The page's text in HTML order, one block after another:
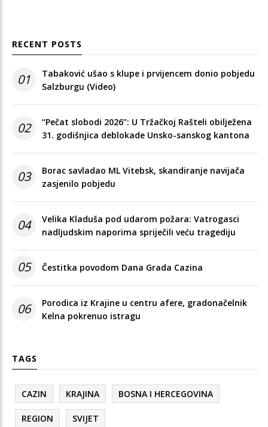
RECENT POSTS
01
Tabaković ušao s klupe i prvijencem donio pobjedu
Salzburgu (Video)
02
“Pečat slobodi 2026”: U Tržačkoj Rašteli obilježena
31. godišnjica deblokade Unsko-sanskog kantona
03
Borac savladao ML Vitebsk, skandiranje navijača
zasjenilo pobjedu
04
Velika Kladuša pod udarom požara: Vatrogasci
nadljudskim naporima spriječili veću tragediju
05 Čestitka povodom Dana Grada Cazina
06
Porodica iz Krajine u centru afere, gradonačelnik
Kelna pokrenuo istragu
TAGS
CAZIN KRAJINA BOSNA I HERCEGOVINA
REGION SVIJET